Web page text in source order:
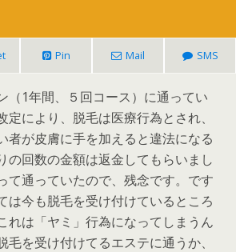
Pin Mail SMS
（1年間、５回コース）に通ってい
定により、脱毛は医療行為とされ、
者が皮膚に手を加えると違法になる
の回数の金額は返金してもらいまし
て通っていたので、残念です。です
は今も脱毛を受け付けているところ
れは「ヤミ」行為になってしまうん
毛を受け付けてるエステに通うか、